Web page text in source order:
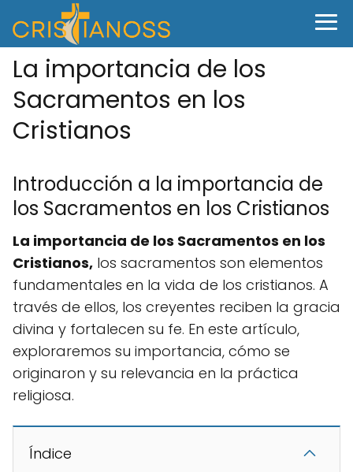
La importancia de los
Sacramentos en los
Cristianos
Introducción a la importancia de
los Sacramentos en los Cristianos
La importancia de los Sacramentos en los
Cristianos, los sacramentos son elementos
fundamentales en la vida de los cristianos. A
través de ellos, los creyentes reciben la gracia
divina y fortalecen su fe. En este artículo,
exploraremos su importancia, cómo se
originaron y su relevancia en la práctica
religiosa.
Índice